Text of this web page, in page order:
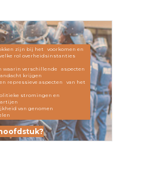
zijn bij het voorkomen en
rol overheidsinstanties
waarin verschillende aspecten
krijgen
repressieve aspecten van het
stromingen en
van genomen